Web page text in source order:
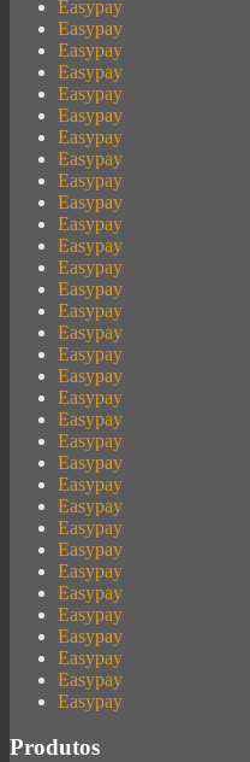
Easypay
Easypay
Easypay
Easypay
Easypay
Easypay
Easypay
Easypay
Easypay
Easypay
Easypay
Easypay
Easypay
Easypay
Easypay
Easypay
Easypay
Easypay
Easypay
Easypay
Easypay
Easypay
Easypay
Easypay
Easypay
Easypay
Easypay
Easypay
Easypay
Easypay
Easypay
Easypay
Easypay
Produtos